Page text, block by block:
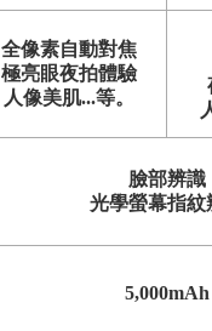
全像素自動對焦
極亮眼夜拍體驗
人像美肌...等。
臉部辨識
光學螢幕指紋
5,000mAh